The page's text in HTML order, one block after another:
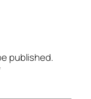
published.